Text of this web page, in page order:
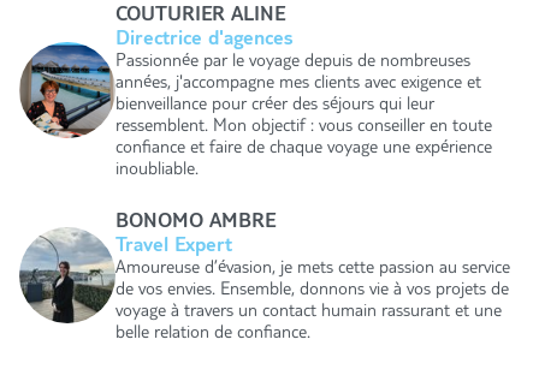
COUTURIER ALINE
Directrice d'agences
Passionnée par le voyage depuis de nombreuses
années, j'accompagne mes clients avec exigence et
bienveillance pour créer des séjours qui leur
ressemblent. Mon objectif : vous conseiller en toute
confiance et faire de chaque voyage une expérience
inoubliable.
BONOMO AMBRE
Travel Expert
Amoureuse d’évasion, je mets cette passion au service
de vos envies. Ensemble, donnons vie à vos projets de
voyage à travers un contact humain rassurant et une
belle relation de confiance.